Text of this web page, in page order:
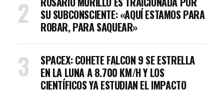
SU SUBCONSCIENTE: «AQUÍ ESTAMOS PARA
ROBAR, PARA SAQUEAR»
SPACEX: COHETE FALCON 9 SE ESTRELLA
EN LA LUNA A 8.700 KM/H Y LOS
CIENTÍFICOS YA ESTUDIAN EL IMPACTO